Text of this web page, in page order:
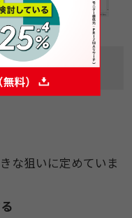
な狙いに定めていま